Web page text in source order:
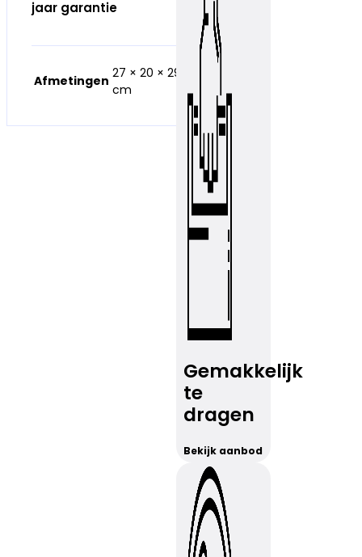
jaar garantie
Afmetingen 27 × 20 × 29
cm
Gemakkelijk
te
dragen
Bekijk aanbod